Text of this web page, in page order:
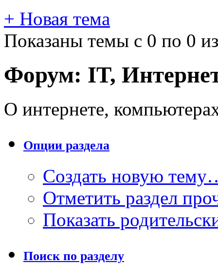
+ Новая тема
Показаны темы с 0 по 0
Форум: IT,
О интернете,
Опции раздела
Создать новую
Отметить раздел
Показать
Поиск по разделу